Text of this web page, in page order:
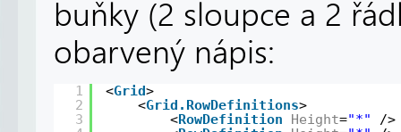
buňky (2 sloupce a 2
obarvený nápis:
1
2
3
<Grid>
<Grid.RowDefinitions>
<RowDefinition Height="*"
/>